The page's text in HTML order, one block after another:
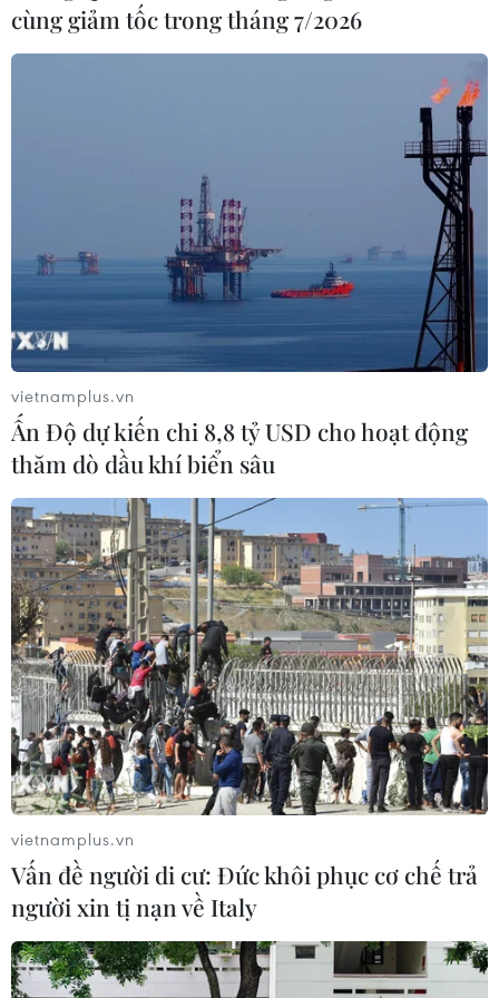
virus corona như chống giặc
Để phòng chống bệnh viêm đường hô hấp cấp do
chủng mới của virus corona gây ra, Thủ tướng chỉ thị
các bộ, ngành, địa phương không được chủ quan, phải
coi việc phòng, chống dịch như "chống giặc."
Dịch viêm phổi: Thêm ca nhiễm mới tại
Nhật Bản và Singapore
28/01/2020 13:42
Bộ Y tế, Lao động và Phúc lợi Nhật Bản cho biết trong số
hai trường hợp mới được phát hiện có một người là lái
xe du lịch chưa từng đến thành phố Vũ Hán, Trung
Quốc.
cùng giảm tốc trong tháng 7/2026
vietnamplus.vn
Ấn Độ dự kiến chi 8,8 tỷ USD cho hoạt động
thăm dò dầu khí biển sâu
vietnamplus.vn
Vấn đề người di cư: Đức khôi phục cơ chế trả
người xin tị nạn về Italy